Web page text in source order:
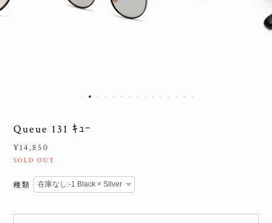
Queue 131 ｷｭｰ
¥14,850
SOLD OUT
種類